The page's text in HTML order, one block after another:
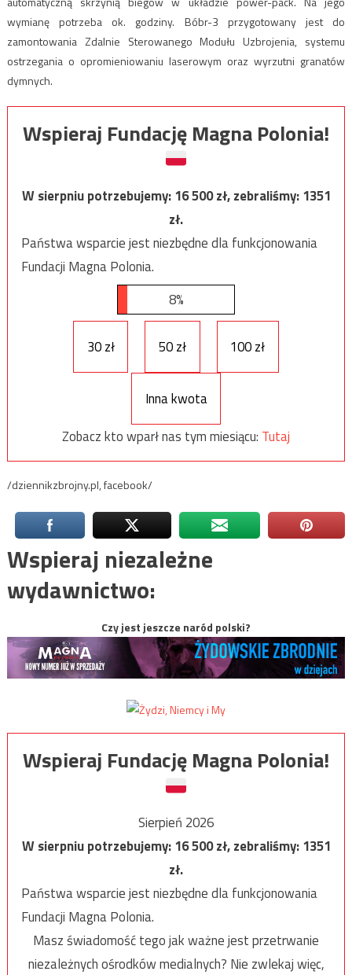
wymianę potrzeba ok. godziny. Bóbr-3 przygotowany jest do
zamontowania Zdalnie Sterowanego Modułu Uzbrojenia, systemu
ostrzegania o opromieniowaniu laserowym oraz wyrzutni granatów
dymnych.
Wspieraj Fundację Magna Polonia!
W sierpniu potrzebujemy:16 500zł, zebraliśmy:1351
zł.
Państwa wsparcie jest niezbędne dla funkcjonowania
Fundacji Magna Polonia.
8%
30 zł 50 zł 100 zł
Inna kwota
Zobacz kto wparł nas tym miesiącu: Tutaj
/dziennikzbrojny.pl, facebook/
Wspieraj niezależne
wydawnictwo:
Czy jest jeszcze naród polski?
Wspieraj Fundację Magna Polonia!
Sierpień 2026
W sierpniu potrzebujemy:16 500zł, zebraliśmy:1351
zł.
Państwa wsparcie jest niezbędne dla funkcjonowania
Fundacji Magna Polonia.
Masz świadomość tego jak ważne jest przetrwanie
niezależnych ośrodków medialnych? Nie zwlekaj więc,